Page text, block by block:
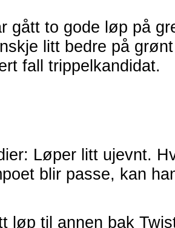
gått to gode løp på
litt bedre på
fall trippelkandidat.
Løper litt ujevnt.
blir passe, kan
løp til annen bak